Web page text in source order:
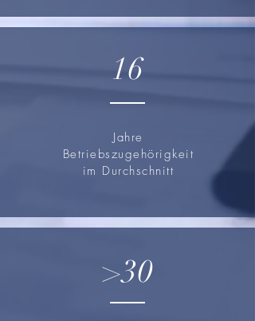
16
Jahre
Betriebszugehörigkeit
im Durchschnitt
>30